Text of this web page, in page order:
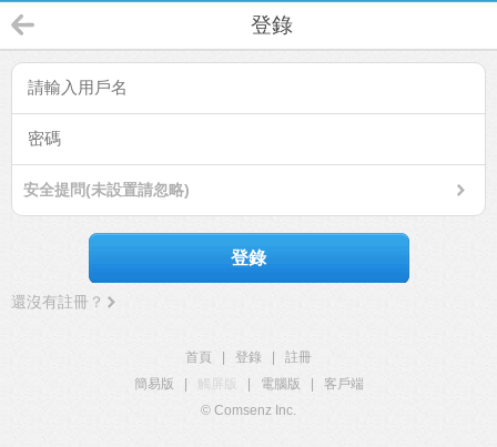
登錄
安全提問(未設置請忽略)
登錄
還沒有註冊？
首頁 登錄
註冊
簡易版
觸屏版 電腦版
客戶端
© Comsenz Inc.